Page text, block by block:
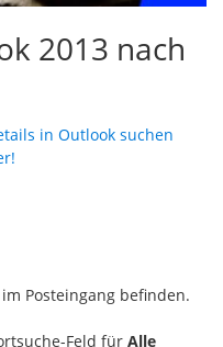
2013 nach
in Outlook suchen
Posteingang befinden.
Feld für Alle